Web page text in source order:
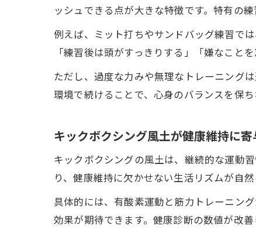
ッシュできる点が大きな特徴です。特有の
例えば、ミット打ちやサンドバッグ練習で
「練習後は頭がすっきりする」「嫌なこと
ただし、過度な力みや無理なトレーニング
環境で続けることで、心身のバランスを保
キックボクシング風土が健康維持に
キックボクシングの風土は、継続的な運動
り、健康維持に欠かせない生活リズムが自然
具体的には、有酸素運動と筋力トレーニン
効果が期待できます。健康診断の数値が改